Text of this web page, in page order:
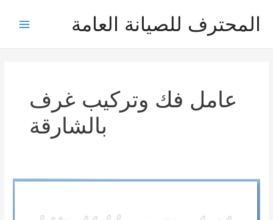
المحترف للصيانة العامة
عامل فك وتركيب غرف
بالشارقة